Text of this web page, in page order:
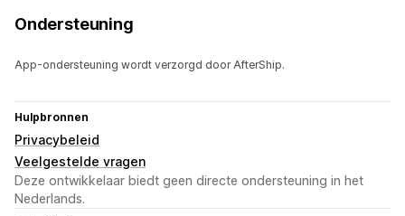
Ondersteuning
App-ondersteuning wordt verzorgd door AfterShip.
Hulpbronnen
Privacybeleid
Veelgestelde vragen
Deze ontwikkelaar biedt geen directe ondersteuning in het
Nederlands.